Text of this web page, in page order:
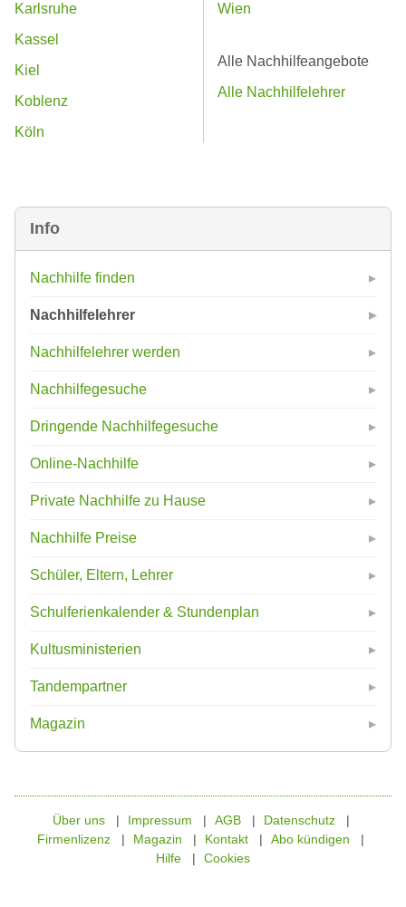
Info
Nachhilfe finden
Nachhilfelehrer
Nachhilfelehrer werden
Nachhilfegesuche
Dringende Nachhilfegesuche
Online-Nachhilfe
Private Nachhilfe zu Hause
Nachhilfe Preise
Schüler, Eltern, Lehrer
Schulferienkalender & Stundenplan
Kultusministerien
Tandempartner
Magazin
Karlsruhe
Kassel
Kiel
Koblenz
Köln
Wien
Alle Nachhilfeangebote
Alle Nachhilfelehrer
Über uns Impressum AGB
Datenschutz
Firmenlizenz
Magazin Kontakt
Abo kündigen
Hilfe
Cookies